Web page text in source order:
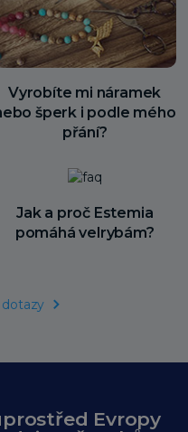
Vyrobíte mi náramek
šperk i podle mého
přání?
Jak a proč Estemia
pomáhá velrybám?
Evropy